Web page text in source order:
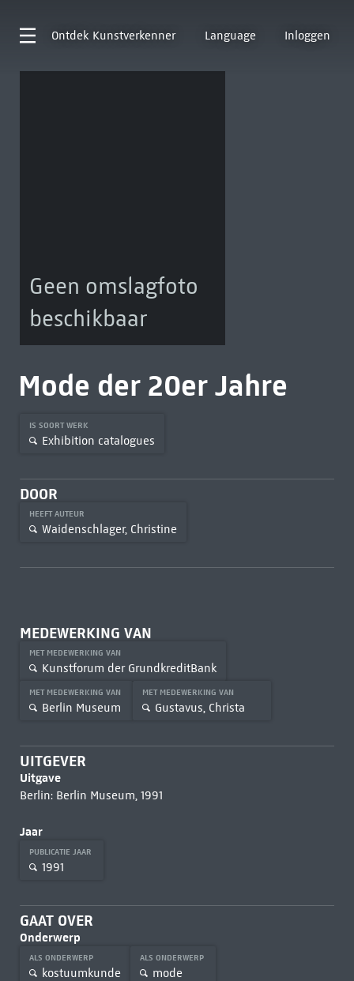
Ontdek Kunstverkenner Language Inloggen
Geen omslagfoto
beschikbaar
Mode der 20er Jahre
IS SOORT WERK
Exhibition catalogues
DOOR
HEEFT AUTEUR
Waidenschlager, Christine
MEDEWERKING VAN
MET MEDEWERKING VAN
Kunstforum der GrundkreditBank
MET MEDEWERKING VAN
Berlin Museum
MET MEDEWERKING VAN
Gustavus, Christa
UITGEVER
Uitgave
Berlin: Berlin Museum, 1991
Jaar
PUBLICATIE JAAR
1991
GAAT OVER
Onderwerp
ALS ONDERWERP
kostuumkunde
ALS ONDERWERP
mode